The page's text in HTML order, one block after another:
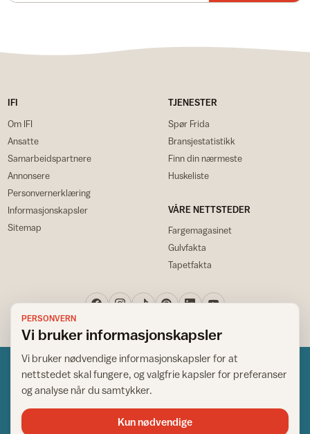
IFI
Om IFI
Ansatte
Samarbeidspartnere
Annonsere
Personvernerklæring
Informasjonskapsler
Sitemap
TJENESTER
Spør Frida
Bransjestatistikk
Finn din nærmeste
Huskeliste
VÅRE NETTSTEDER
Fargemagasinet
Gulvfakta
Tapetfakta
Norsk råd for hjem og bygg
PERSONVERN
Vi bruker informasjonskapsler
Vi bruker nødvendige informasjonskapsler for at
nettstedet skal fungere, og valgfrie kapsler for preferanser
og analyse når du samtykker.
Kun nødvendige